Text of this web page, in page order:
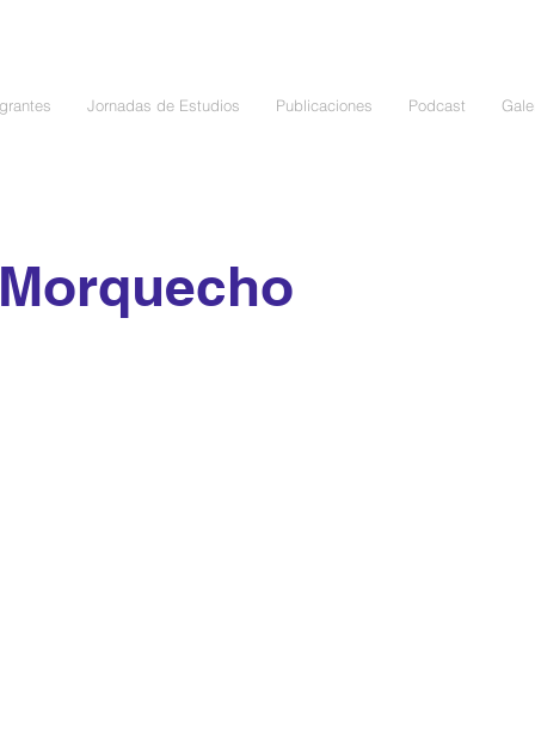
Jornadas de Estudios Publicaciones Podcast